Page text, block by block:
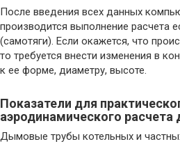
После введения всех данных
производится выполнение расчета
(самотяги). Если окажется, что
то требуется внести изменения в
к ее форме, диаметру, высоте.
Показатели для
аэродинамического
Дымовые трубы котельных и